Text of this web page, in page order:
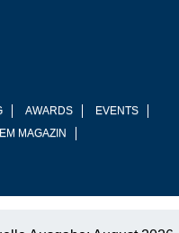
AWARDS
EVENTS
MAGAZIN